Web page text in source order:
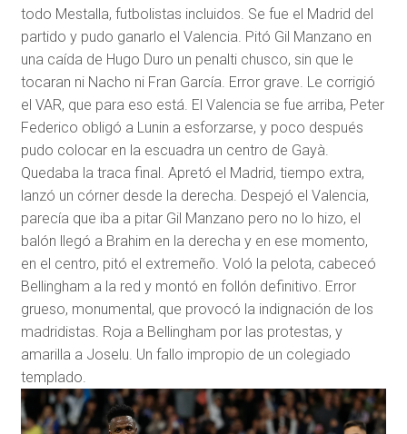
todo Mestalla, futbolistas incluidos. Se fue el Madrid del
partido y pudo ganarlo el Valencia. Pitó Gil Manzano en
una caída de Hugo Duro un penalti chusco, sin que le
tocaran ni Nacho ni Fran García. Error grave. Le corrigió
el VAR, que para eso está. El Valencia se fue arriba, Peter
Federico obligó a Lunin a esforzarse, y poco después
pudo colocar en la escuadra un centro de Gayà.
Quedaba la traca final. Apretó el Madrid, tiempo extra,
lanzó un córner desde la derecha. Despejó el Valencia,
parecía que iba a pitar Gil Manzano pero no lo hizo, el
balón llegó a Brahim en la derecha y en ese momento,
en el centro, pitó el extremeño. Voló la pelota, cabeceó
Bellingham a la red y montó en follón definitivo. Error
grueso, monumental, que provocó la indignación de los
madridistas. Roja a Bellingham por las protestas, y
amarilla a Joselu. Un fallo impropio de un colegiado
templado.